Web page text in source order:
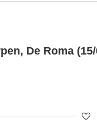
De Roma